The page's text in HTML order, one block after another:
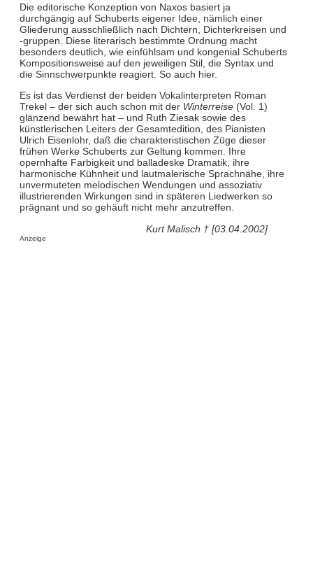
Die editorische Konzeption von Naxos basiert ja
durchgängig auf Schuberts eigener Idee, nämlich einer
Gliederung ausschließlich nach Dichtern, Dichterkreisen und
-gruppen. Diese literarisch bestimmte Ordnung macht
besonders deutlich, wie einfühlsam und kongenial Schuberts
Kompositionsweise auf den jeweiligen Stil, die Syntax und
die Sinnschwerpunkte reagiert. So auch hier.
Es ist das Verdienst der beiden Vokalinterpreten Roman
Trekel – der sich auch schon mit der Winterreise(Vol. 1)
glänzend bewährt hat – und Ruth Ziesak sowie des
künstlerischen Leiters der Gesamtedition, des Pianisten
Ulrich Eisenlohr, daß die charakteristischen Züge dieser
frühen Werke Schuberts zur Geltung kommen. Ihre
opernhafte Farbigkeit und balladeske Dramatik, ihre
harmonische Kühnheit und lautmalerische Sprachnähe, ihre
unvermuteten melodischen Wendungen und assoziativ
illustrierenden Wirkungen sind in späteren Liedwerken so
prägnant und so gehäuft nicht mehr anzutreffen.
Kurt Malisch † [03.04.2002]
Anzeige